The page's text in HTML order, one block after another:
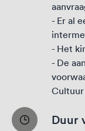
- Er al
- Het
- De
Duur